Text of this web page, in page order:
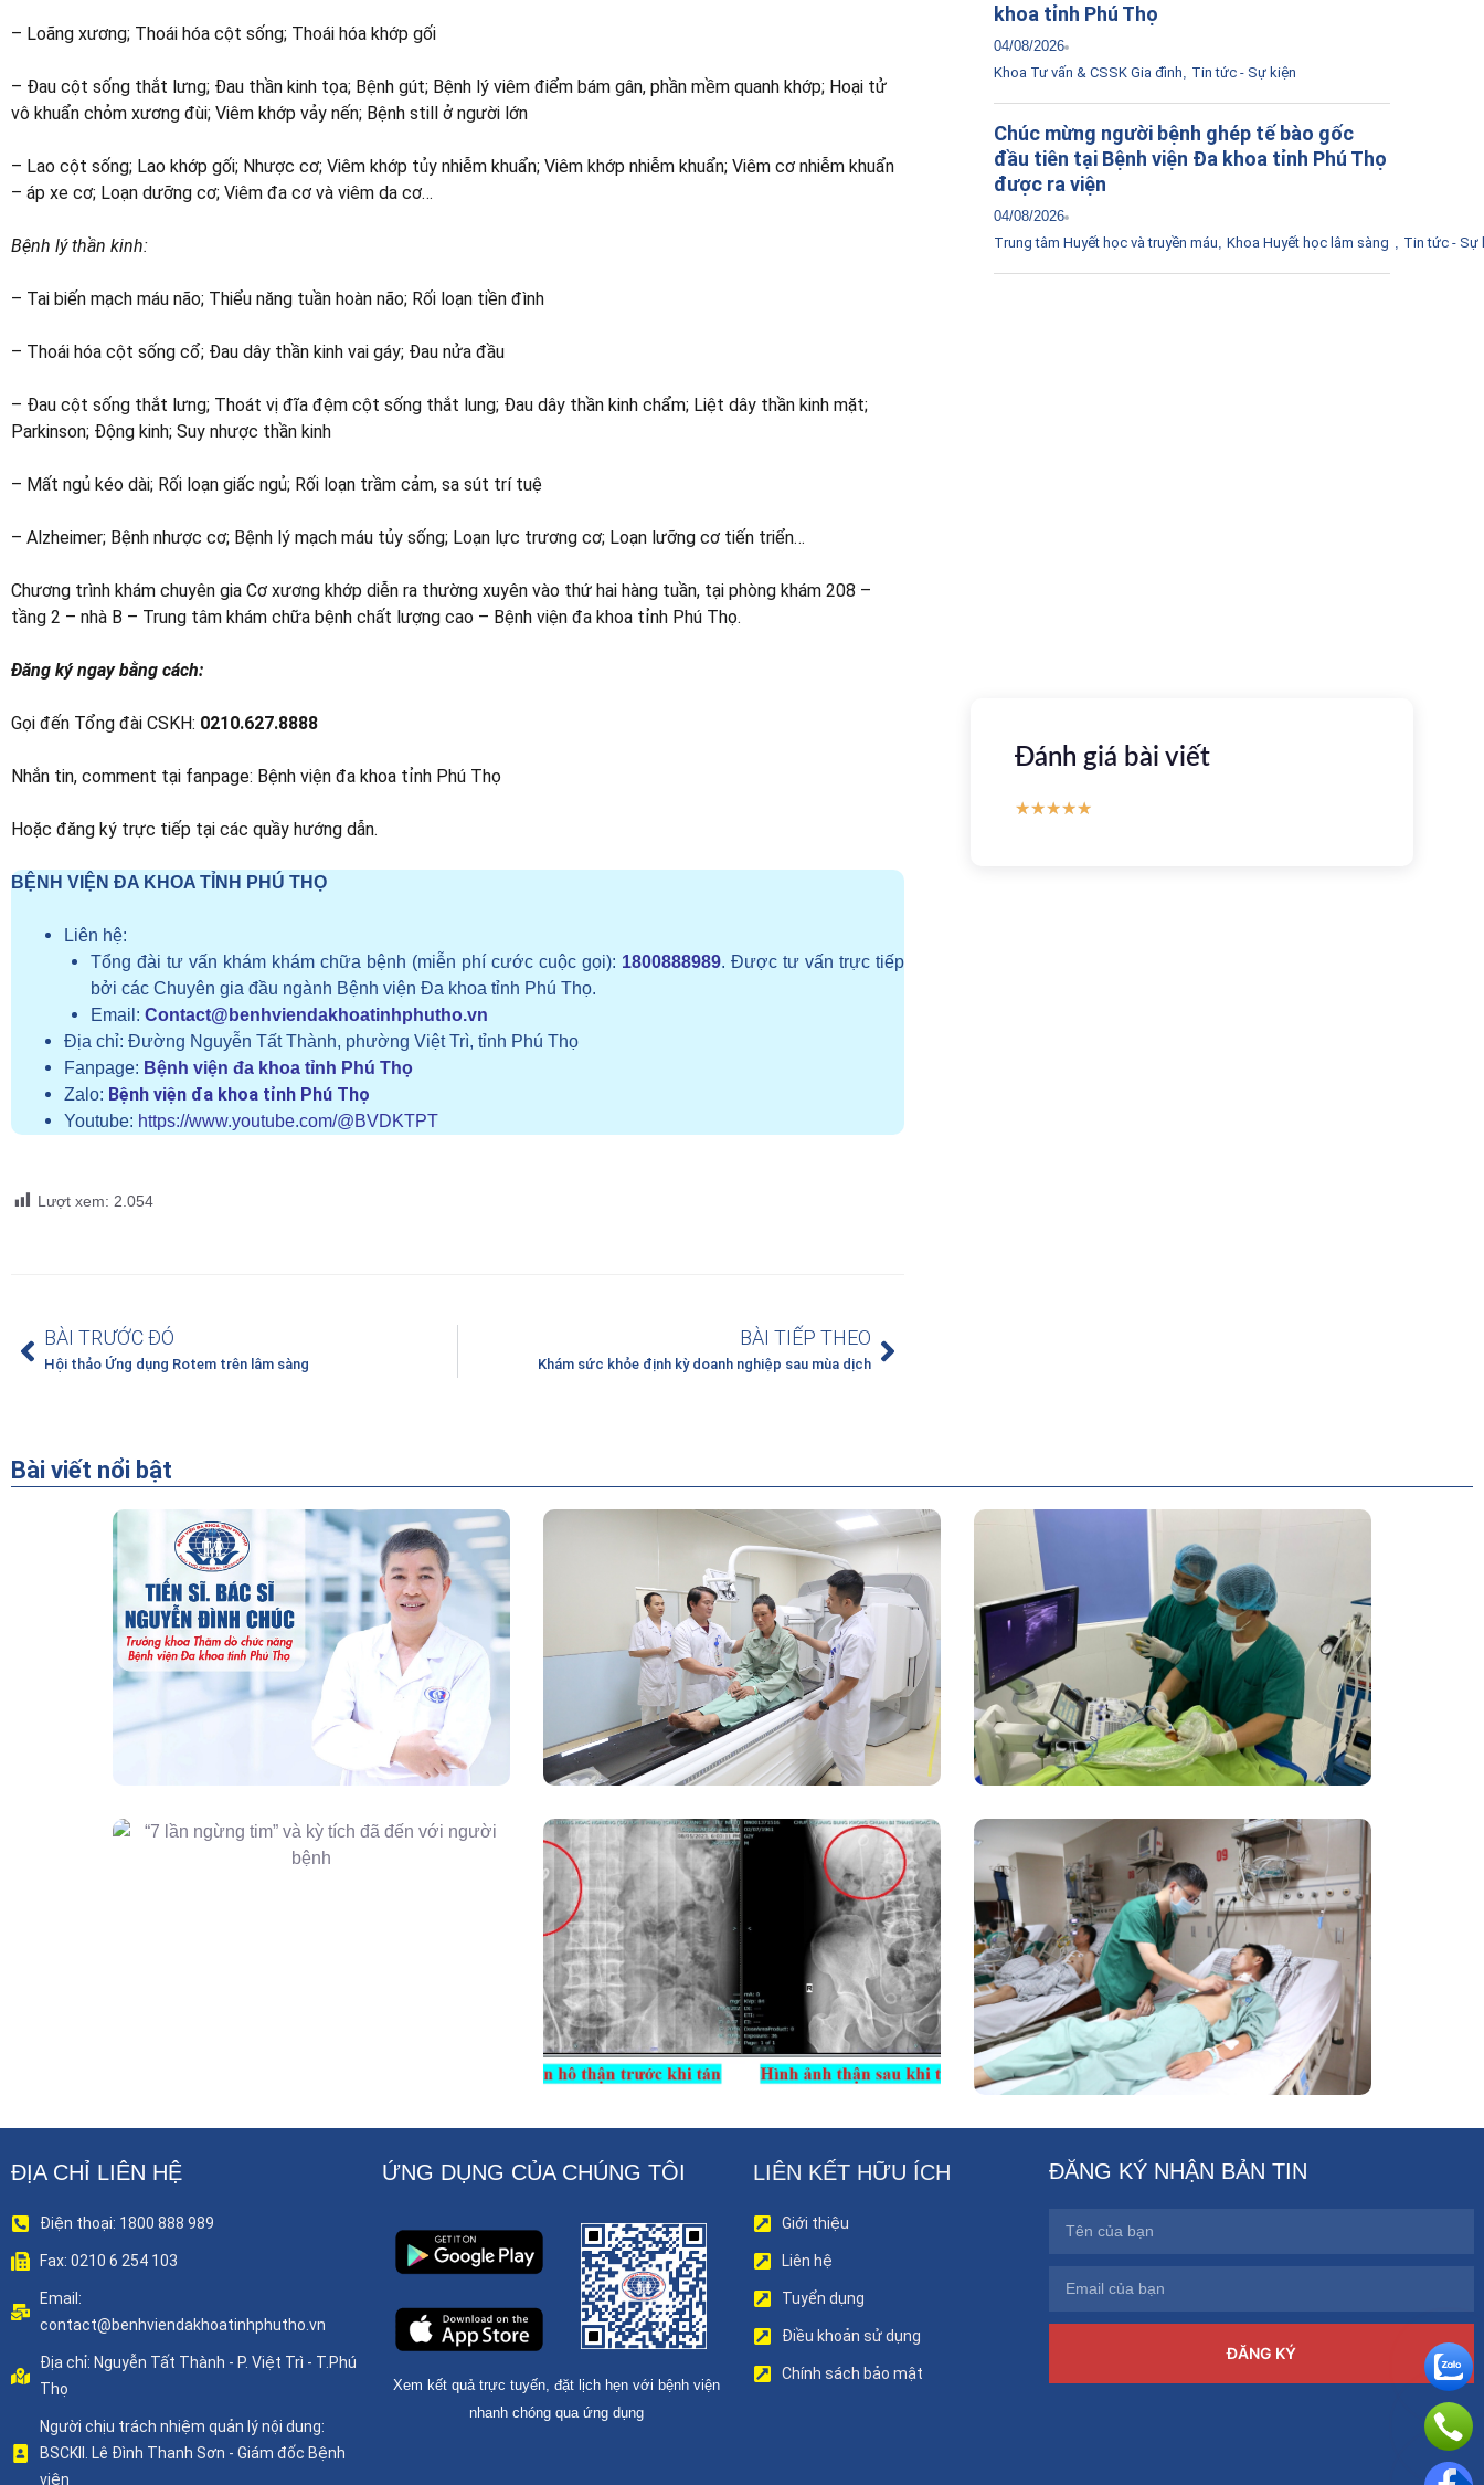
– Loãng xương; Thoái hóa cột sống; Thoái hóa khớp gối
– Đau cột sống thắt lưng; Đau thần kinh tọa; Bệnh gút; Bệnh lý viêm điểm bám gân, phần mềm quanh khớp; Hoại tử
vô khuẩn chỏm xương đùi; Viêm khớp vảy nến; Bệnh still ở người lớn
– Lao cột sống; Lao khớp gối; Nhược cơ; Viêm khớp tủy nhiễm khuẩn; Viêm khớp nhiễm khuẩn; Viêm cơ nhiễm khuẩn
– áp xe cơ; Loạn dưỡng cơ; Viêm đa cơ và viêm da cơ…
Bệnh lý thần kinh:
– Tai biến mạch máu não; Thiểu năng tuần hoàn não; Rối loạn tiền đình
– Thoái hóa cột sống cổ; Đau dây thần kinh vai gáy; Đau nửa đầu
– Đau cột sống thắt lưng; Thoát vị đĩa đệm cột sống thắt lung; Đau dây thần kinh chẩm; Liệt dây thần kinh mặt;
Parkinson; Động kinh; Suy nhược thần kinh
– Mất ngủ kéo dài; Rối loạn giấc ngủ; Rối loạn trầm cảm, sa sút trí tuệ
– Alzheimer; Bệnh nhược cơ; Bệnh lý mạch máu tủy sống; Loạn lực trương cơ; Loạn lưỡng cơ tiến triển…
Chương trình khám chuyên gia Cơ xương khớp diễn ra thường xuyên vào thứ hai hàng tuần, tại phòng khám 208 –
tầng 2 – nhà B – Trung tâm khám chữa bệnh chất lượng cao – Bệnh viện đa khoa tỉnh Phú Thọ.
Đăng ký ngay bằng cách:
Gọi đến Tổng đài CSKH: 0210.627.8888
Nhắn tin, comment tại fanpage: Bệnh viện đa khoa tỉnh Phú Thọ
Hoặc đăng ký trực tiếp tại các quầy hướng dẫn.
BỆNH VIỆN ĐA KHOA TỈNH PHÚ THỌ
Liên hệ:
Tổng đài tư vấn khám khám chữa bệnh (miễn phí cước cuộc gọi): 1800888989. Được tư vấn trực tiếp
bởi các Chuyên gia đầu ngành Bệnh viện Đa khoa tỉnh Phú Thọ.
Email: Contact@benhviendakhoatinhphutho.vn
Địa chỉ: Đường Nguyễn Tất Thành, phường Việt Trì, tỉnh Phú Thọ
Fanpage: Bệnh viện đa khoa tỉnh Phú Thọ
Zalo: Bệnh viện đa khoa tỉnh Phú Thọ
Youtube: https://www.youtube.com/@BVDKTPT
Lượt xem: 2.054
BÀI TRƯỚC ĐÓ
Hội thảo Ứng dụng Rotem trên lâm sàng
BÀI TIẾP THEO
Khám sức khỏe định kỳ doanh nghiệp sau mùa dịch
khoa tỉnh Phú Thọ
04/08/2026
Khoa Tư vấn & CSSK Gia đình, Tin tức - Sự kiện
Chúc mừng người bệnh ghép tế bào gốc
đầu tiên tại Bệnh viện Đa khoa tỉnh Phú Thọ
được ra viện
04/08/2026
Trung tâm Huyết học và truyền máu, Khoa Huyết học lâm sàng , Tin tức - Sự
Đánh giá bài viết
★★★★★
Bài viết nổi bật
“Người Dẫn Đường” Của Khoa Thăm
Dò Chức Năng – Bệnh Viện Đa Khoa
Tỉnh Phú Thọ
Chính Thức Vận Hành Máy Xạ Hình
Thế Hệ Mới Spect/CT Trong Chẩn
Đoán Và Điều Trị Ung Thư Tại Bệnh
Viện Đa Khoa Tỉnh Phú Thọ
Đốt Sóng Cao Tần Dưới Siêu Âm,
Điều Trị U Lành Tuyến Giáp Không
Cần Phẫu Thuật
Với Người Bệnh
Kết Hợp Tán Sỏi Qua Da Và Tán Sỏi
Nội Soi Ống Mềm – Kỹ Thuật Cao Loại
Bỏ Triệt Để Sỏi San Hô Thận
Phẫu Thuật Nội Soi Thay Van Tim –
Bước Tiến Vững Chắc Của Khoa Phẫu
Thuật Tim Mạch Lồng Ngực BVĐK
Tỉnh Phú Thọ
ĐỊA CHỈ LIÊN HỆ
Điện thoại: 1800 888 989
Fax: 0210 6 254 103
Email:
contact@benhviendakhoatinhphutho.vn
Địa chỉ: Nguyễn Tất Thành - P. Việt Trì - T.Phú
Thọ
Người chịu trách nhiệm quản lý nội dung:
BSCKII. Lê Đình Thanh Sơn - Giám đốc Bệnh
viện
ỨNG DỤNG CỦA CHÚNG TÔI
Xem kết quả trực tuyến, đặt lịch hẹn với bệnh viện
nhanh chóng qua ứng dụng
LIÊN KẾT HỮU ÍCH
Giới thiệu
Liên hệ
Tuyển dụng
Điều khoản sử dụng
Chính sách bảo mật
ĐĂNG KÝ NHẬN BẢN TIN
ĐĂNG KÝ